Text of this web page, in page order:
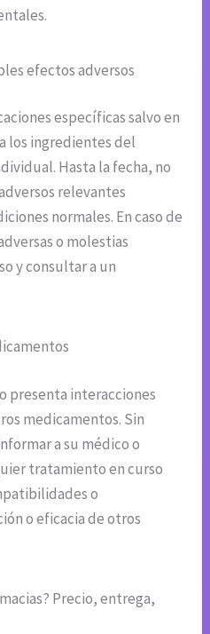
efectos adversos
específicas salvo en
los ingredientes del
Hasta la fecha, no
relevantes
normales. En caso de
o molestias
y consultar a un
presenta interacciones
medicamentos. Sin
a su médico o
tratamiento en curso
o
o eficacia de otros
Precio, entrega,